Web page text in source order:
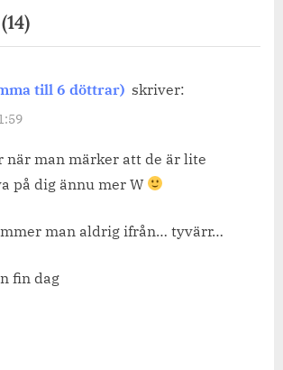
(14)on
“En
iPad”
till 6 döttrar) skriver:
när man märker att de är lite
på dig ännu mer W
man aldrig ifrån… tyvärr…
fin dag